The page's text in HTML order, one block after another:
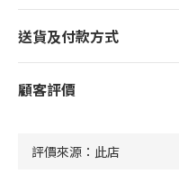
送貨及付款方式
顧客評價